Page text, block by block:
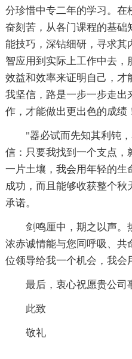
分珍惜中专二年的学习。在
奋刻苦，从各门课程的基础
能技巧，深钻细研，寻求其
智应用到实际上工作中去，
效益和效率来证明自己，才
我坚信，路是一步一步走出
作，才能做出更出色的成绩
"器必试而先知其利钝
信：只要我找到一个支点，
一片土壤，我会用年轻的生
成功，而且能够收获整个
承诺。
剑鸣厘中，期之以声。
浓赤诚情能与您同呼吸、共
位领导给我一个机会，我会
最后，衷心祝愿贵公司
此致
敬礼